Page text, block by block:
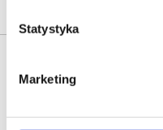
Statystyka
Marketing